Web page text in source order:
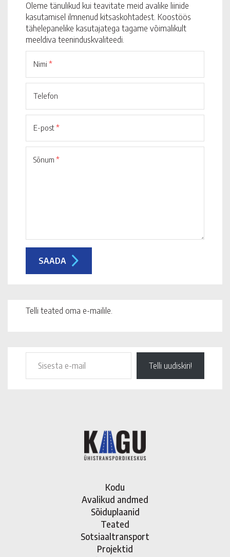
Oleme tänulikud kui teavitate meid avalike liinide
kasutamisel ilmnenud kitsaskohtadest. Koostöös
tähelepanelike kasutajatega tagame võimalikult
meeldiva teeninduskvaliteedi.
Nimi *
Telefon
E-post*
Sõnum *
Telli teated oma e-mailile.
Telli uudiskiri!
Kodu
Avalikud andmed
Sõiduplaanid
Teated
Sotsiaaltransport
Projektid